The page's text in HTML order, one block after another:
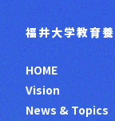
福井大学教育
HOME
Vision
News & Topics